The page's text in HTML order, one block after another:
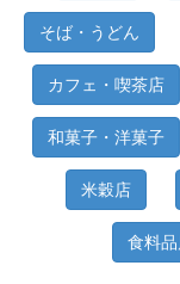
そば・うどん
カフェ・喫茶店
和菓子・洋菓子
米穀店
食料